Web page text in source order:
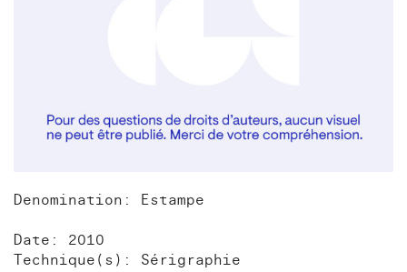
Denomination: Estampe
Date: 2010
Technique(s): Sérigraphie